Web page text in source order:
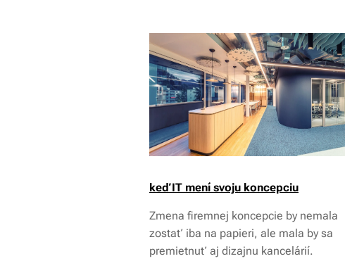
keď IT mení svoju koncepciu
Zmena firemnej koncepcie by nemala
zostať iba na papieri, ale mala by sa
premietnuť aj dizajnu kancelárií.